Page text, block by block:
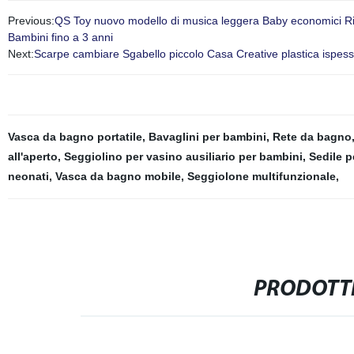
Previous:QS Toy nuovo modello di musica leggera Baby economici
Bambini fino a 3 anni
Next:Scarpe cambiare Sgabello piccolo Casa Creative plastica
Vasca da bagno portatile, Bavaglini per bambini, Rete da bagno
all'aperto, Seggiolino per vasino ausiliario per bambini, Sedile
neonati, Vasca da bagno mobile, Seggiolone multifunzionale,